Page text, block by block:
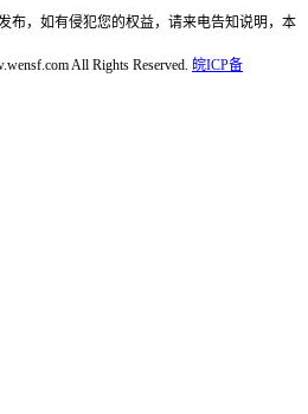
布，如有侵犯您的权益，请来电告知说明，本
All Rights Reserved. 皖ICP备